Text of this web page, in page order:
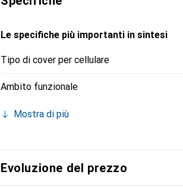
Le specifiche più importanti in sintesi
Tipo di cover per cellulare
Ambito funzionale
Mostra di più
Evoluzione del prezzo